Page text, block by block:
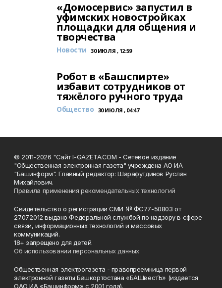
«Домосервис» запустил в
уфимских новостройках
площадки для общения и
творчества
Новости 30 ИЮЛЯ , 12:59
Робот в «Башспирте»
избавит сотрудников от
тяжёлого ручного труда
Общество 30 ИЮЛЯ , 04:47
© 2011-2026 "Сайт I-GAZETA.COM - Сетевое издание
"Общественная электронная газета" учреждена АО ИА
"Башинформ". Главный редактор: Шарафутдинов Руслан
Михайлович.
Правила применения рекомендательных технологий
Свидетельство о регистрации СМИ № ФС77-50803 от
27.07.2012 выдано Федеральной службой по надзору в сфере
связи, информационных технологий и массовых
коммуникаций.
18+ запрещено для детей.
Об использовании персональных данных
Общественная электрогазета - правопреемница первой
электронной газеты Башкортостана «БАШвестЪ» (издается
ОАО ИА «Башинформ» с 2001 года).